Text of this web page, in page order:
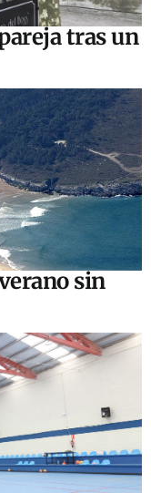
tras un
sin